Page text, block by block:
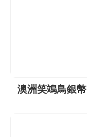
澳洲笑鴗鳥銀幣